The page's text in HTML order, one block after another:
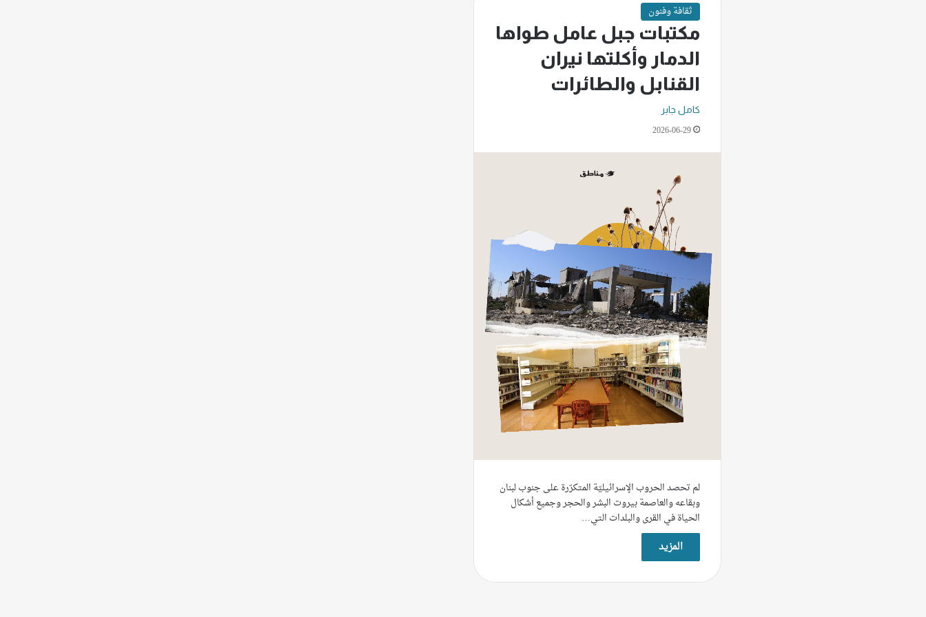
ثقافة وفنون
مكتبات جبل عامل طواها
الدمار وأكلتها نيران
القنابل والطائرات
كامل جابر
2026-06-29
لم تحصد الحروب الإسرائيليّة المتكرّرة على جنوب لبنان
وبقاعه والعاصمة بيروت البشر والحجر وجميع أشكال
الحياة في القرى والبلدات التي…
المزيد